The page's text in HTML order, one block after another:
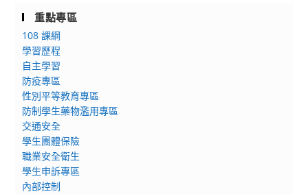
重點專區
108 課綱
學習歷程
自主學習
防疫專區
性別平等教育專區
防制學生藥物濫用專區
交通安全
學生團體保險
職業安全衛生
學生申訴專區
內部控制